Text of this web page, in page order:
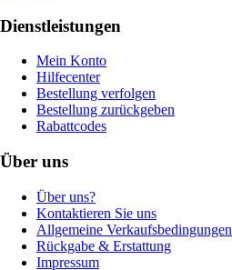
Dienstleistungen
Mein Konto
Hilfecenter
Bestellung verfolgen
Bestellung zurückgeben
Rabattcodes
Über uns
Über uns?
Kontaktieren Sie uns
Allgemeine Verkaufsbedingungen
Rückgabe & Erstattung
Impressum